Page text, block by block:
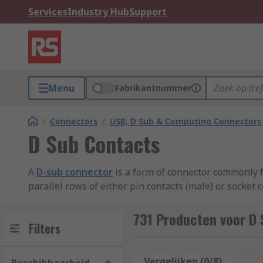
ServicesIndustry HubSupport
Menu Fabrikantnummer
/ Connectors / USB, D Sub & Computing Connectors
D Sub Contacts
A D-sub connector is a form of connector
parallel rows of either pin contacts (male) or socket
The most common type of connector is the crimp
Filters 731 Producten voor D